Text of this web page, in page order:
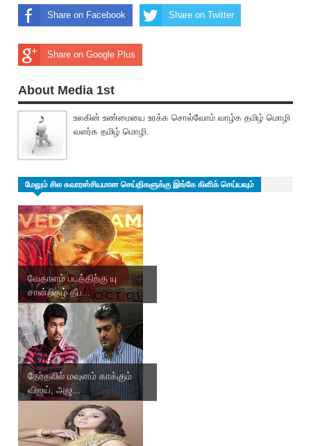
Share on Facebook Share on Twitter
Share on Google Plus
About Media 1st
உலகின் உண்மையை உரக்க சொல்வோம் வாழ்க தமிழ் மொழி
வளர்க தமிழ் மொழி.
மேலும் சில சுவாரஸ்சியமான செய்திகளுக்கு இங்கே கிளிக் செய்யவும்
வேதாளம் படத்திற்கு யு
சான்றிதழ் தீப...
தேர்தலில் மவுனம் காக்கும்
விஜய், அஜ...